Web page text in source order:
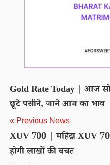
Gold Rate Today | आज
छूटे पसीने, जाने आज का भाव
« Previous News
XUV 700 | महिंद्रा XUV
होगी लाखों की बचत